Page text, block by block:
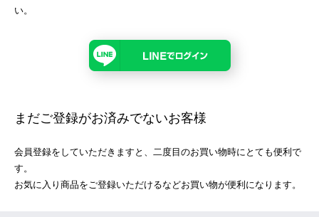
い。
まだご登録がお済みでないお客様
会員登録をしていただきますと、二度目のお買い物時にとても便利で
す。
お気に入り商品をご登録いただけるなどお買い物が便利になります。